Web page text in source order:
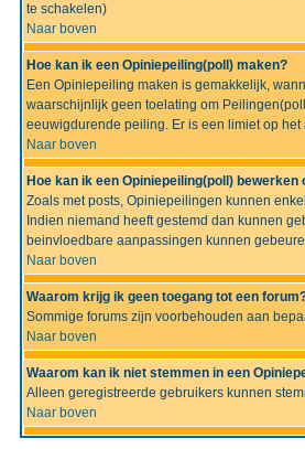
te schakelen)
Naar boven
Hoe kan ik een Opiniepeiling(poll) maken?
Een Opiniepeiling maken is gemakkelijk,
waarschijnlijk geen toelating om
eeuwigdurende peiling. Er is een limiet op
Naar boven
Hoe kan ik een Opiniepeiling(poll) bewerken
Zoals met posts, Opiniepeilingen kunnen
Indien niemand heeft gestemd dan kunnen
beinvloedbare aanpassingen kunnen
Naar boven
Waarom krijg ik geen toegang tot een
Sommige forums zijn voorbehouden aan
Naar boven
Waarom kan ik niet stemmen in een
Alleen geregistreerde gebruikers kunnen
Naar boven